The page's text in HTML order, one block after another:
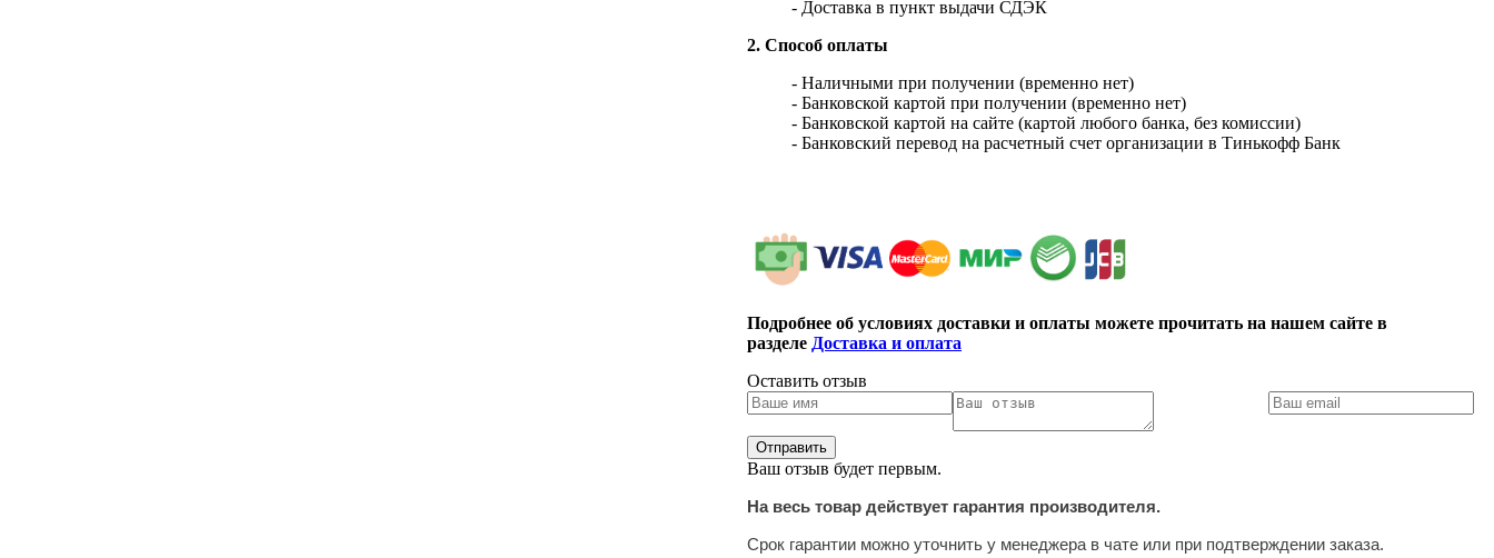
- Доставка в пункт выдачи СДЭК
2. Способ оплаты
- Наличными при получении (временно нет)
- Банковской картой при получении (временно нет)
- Банковской картой на сайте (картой любого банка, без комиссии)
- Банковский перевод на расчетный счет организации в Тинькофф Банк
Подробнее об условиях доставки и оплаты можете прочитать на нашем сайте в
разделе Доставка и оплата
Оставить отзыв
Ваш отзыв будет первым.
На весь товар действует гарантия производителя.
Срок гарантии можно уточнить у менеджера в чате или при подтверждении заказа.